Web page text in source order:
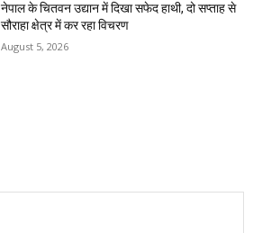
नेपाल के चितवन उद्यान में दिखा सफेद हाथी, दो सप्ताह से
सौराहा क्षेत्र में कर रहा विचरण
August 5, 2026